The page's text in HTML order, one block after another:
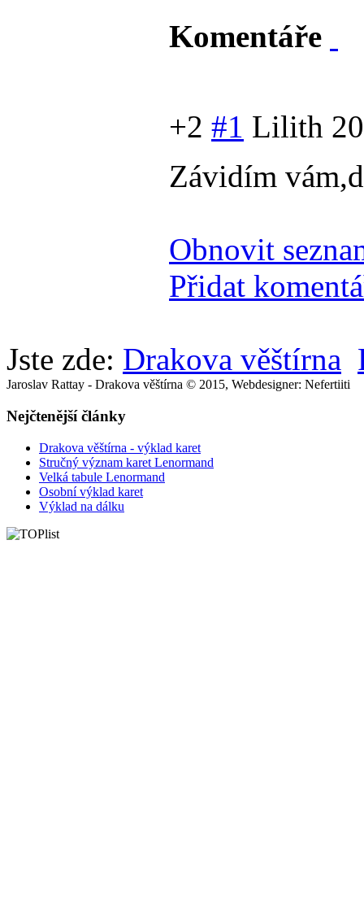
Komentáře
+2 #1 Lilith
Závidím
Obnovit
Přidat
Jste zde: Drakova věštírna
Jaroslav Rattay - Drakova věštírna © 2015, Webdesigner: Nefertiiti
Nejčtenější články
Drakova věštírna - výklad karet
Stručný význam karet Lenormand
Velká tabule Lenormand
Osobní výklad karet
Výklad na dálku